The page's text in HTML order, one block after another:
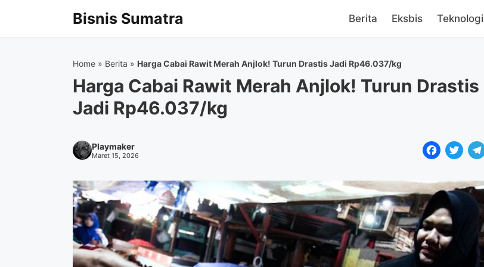
Bisnis Sumatra Berita Eksbis Teknologi
Home » Berita » Harga Cabai Rawit Merah Anjlok! Turun Drastis Jadi Rp46.037/kg
Harga Cabai Rawit Merah Anjlok! Turun Drastis
Jadi Rp46.037/kg
Playmaker
Maret 15, 2026
F
c
e
b
o
o
T
i
t
t
e
T
l